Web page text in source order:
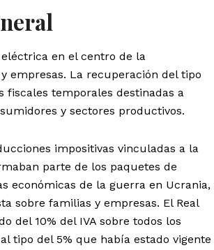
en el centro de la
empresas. La recuperación del tipo
fiscales temporales destinadas a
y sectores productivos.
impositivas vinculadas a la
parte de los paquetes de
económicas de la guerra en Ucrania,
sobre familias y empresas. El Real
del 10% del IVA sobre todos los
tipo del 5% que había estado vigente